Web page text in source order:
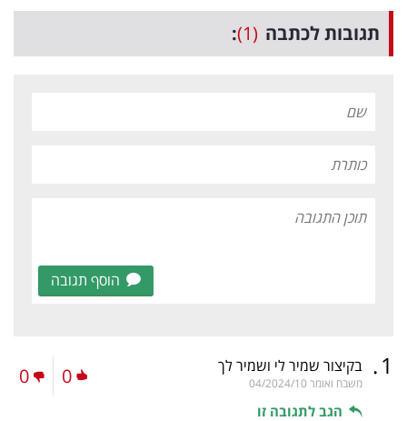
תגובות לכתבה (1)
:
הוסף תגובה
1
. בקיצור שמיר לי ושמיר לך
משבח ואומר 04/2024/10
הגב לתגובה זו
0
0